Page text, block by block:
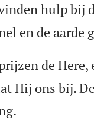
hulp bij
en de aarde
de Here,
Hij ons bij.